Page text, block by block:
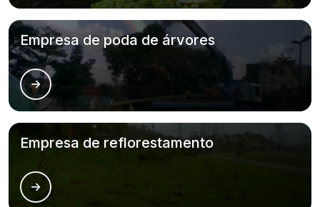
Empresa de poda de árvores
Empresa de reflorestamento